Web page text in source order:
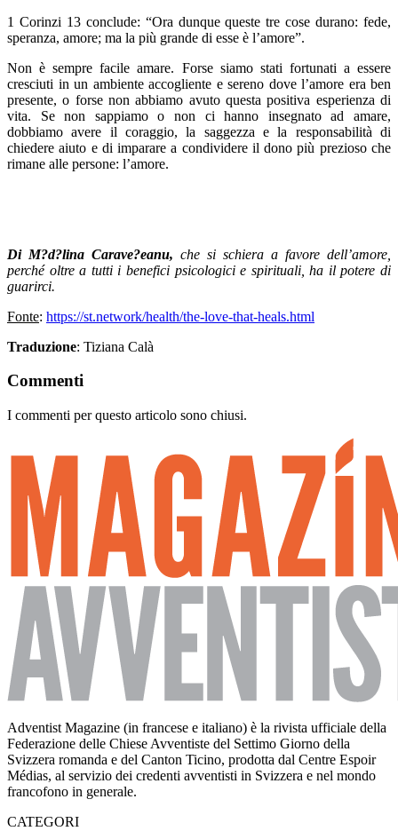
1 Corinzi 13 conclude: “Ora dunque queste tre cose durano: fede,
speranza, amore; ma la più grande di esse è l’amore”.
Non è sempre facile amare. Forse siamo stati fortunati a essere
cresciuti in un ambiente accogliente e sereno dove l’amore era ben
presente, o forse non abbiamo avuto questa positiva esperienza di
vita. Se non sappiamo o non ci hanno insegnato ad amare,
dobbiamo avere il coraggio, la saggezza e la responsabilità di
chiedere aiuto e di imparare a condividere il dono più prezioso che
rimane alle persone: l’amore.
Di M?d?lina Carave?eanu, che si schiera a favore dell’amore,
perché oltre a tutti i benefici psicologici e spirituali, ha il potere di
guarirci.
Fonte: https://st.network/health/the-love-that-heals.html
Traduzione: Tiziana Calà
Commenti
I commenti per questo articolo sono chiusi.
Adventist Magazine (in francese e italiano) è la rivista ufficiale della
Federazione delle Chiese Avventiste del Settimo Giorno della
Svizzera romanda e del Canton Ticino, prodotta dal Centre Espoir
Médias, al servizio dei credenti avventisti in Svizzera e nel mondo
francofono in generale.
CATEGORI